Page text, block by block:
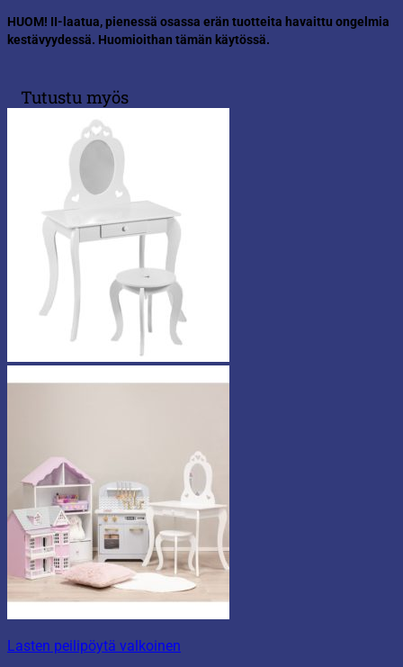
HUOM! II-laatua, pienessä osassa erän tuotteita havaittu ongelmia
kestävyydessä. Huomioithan tämän käytössä.
Tutustu myös
Lasten peilipöytä valkoinen